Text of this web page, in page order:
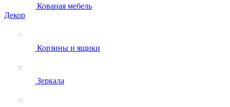
Кованая мебель
Декор
Корзины и ящики
Зеркала